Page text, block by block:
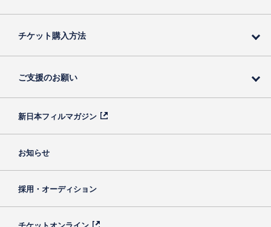
チケット購入方法
ご支援のお願い
新日本フィルマガジン
お知らせ
採用・オーディション
チケットオンライン